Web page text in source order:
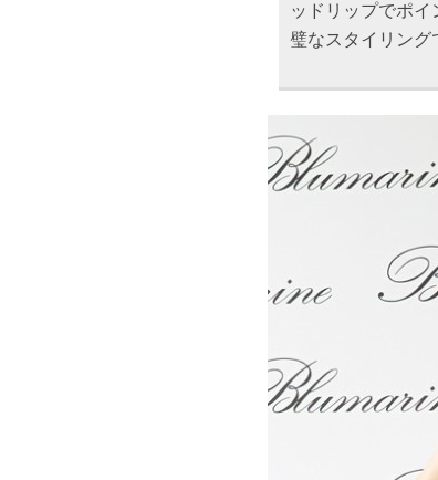
ッドリップでポ
璧なスタイリング